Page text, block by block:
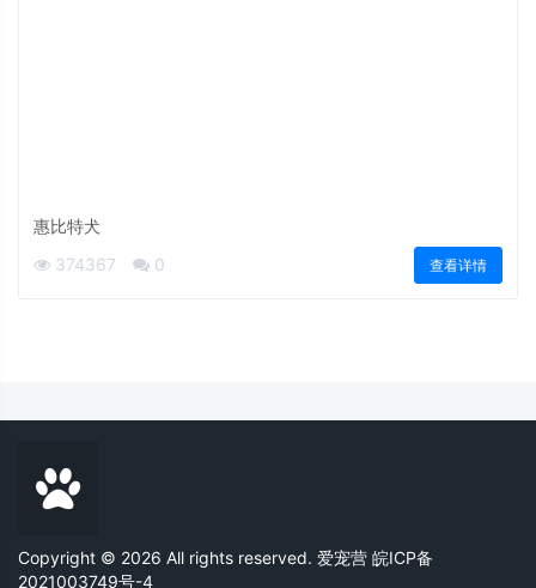
惠比特犬
374367
0 查看详情
Copyright © 2026 All rights reserved. 爱宠营 皖ICP备
2021003749号-4